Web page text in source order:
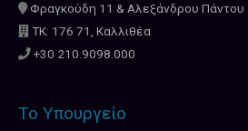
Φραγκούδη 11 & Αλεξάνδρου Πάντου
ΤΚ: 176 71, Καλλιθέα
+30 210.9098.000
Το Υπουργείο